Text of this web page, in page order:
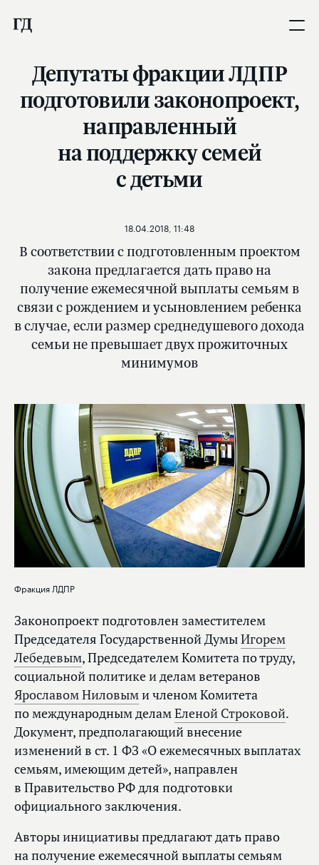
Депутаты фракции ЛДПР
подготовили законопроект,
направленный
на поддержку семей
с детьми
В соответствии с подготовленным проектом
закона предлагается дать право на
получение ежемесячной выплаты семьям в
связи с рождением и усыновлением ребенка
в случае, если размер среднедушевого дохода
семьи не превышает двух прожиточных
минимумов
18.04.2018, 11:48
Фракция ЛДПР
Законопроект подготовлен заместителем
Председателя Государственной ДумыИгорем
Лебедевым, Председателем Комитета по труду,
социальной политике и делам ветеранов
Ярославом Ниловыми членом Комитета
по международным деламЕленой Строковой.
Документ, предполагающий внесение
изменений в ст. 1 ФЗ «О ежемесячных выплатах
семьям, имеющим детей», направлен
в Правительство РФ для подготовки
официального заключения.
Авторы инициативы предлагают дать право
на получение ежемесячной выплаты семьям